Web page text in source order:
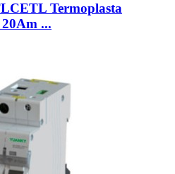
Termoplasta
...